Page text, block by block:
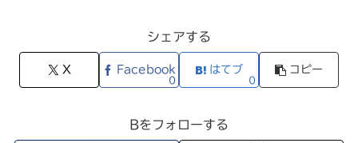
シェアする
X Facebook
0
はてブ
0
コピー
Bをフォローする